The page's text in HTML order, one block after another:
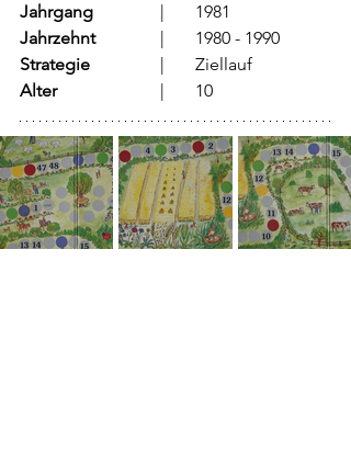
Jahrgang
		  |	1981
Jahrzehnt
		  |	1980 - 1990
Strategie
Alter
			  |	10